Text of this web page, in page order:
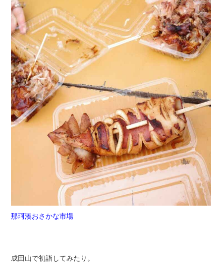
那珂湊おさかな市場
成田山で初詣してみたり。